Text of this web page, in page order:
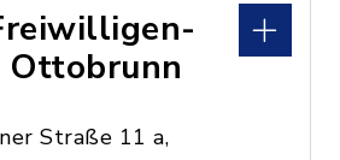
Ottobrunn
Straße 11 a,